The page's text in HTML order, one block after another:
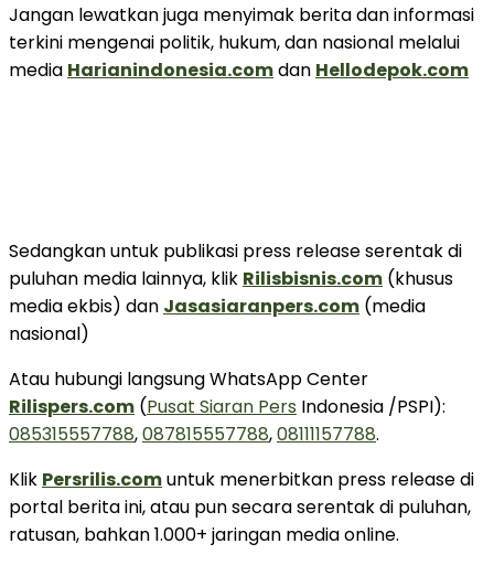
Jangan lewatkan juga menyimak berita dan informasi
terkini mengenai politik, hukum, dan nasional melalui
media Harianindonesia.comdan Hellodepok.com
Sedangkan untuk publikasi press release serentak di
puluhan media lainnya, klik Rilisbisnis.com (khusus
media ekbis) dan Jasasiaranpers.com (media
nasional)
Atau hubungi langsung WhatsApp Center
Rilispers.com (Pusat Siaran Pers Indonesia /PSPI):
085315557788,087815557788,08111157788.
Klik Persrilis.comuntuk menerbitkan press release di
portal berita ini, atau pun secara serentak di puluhan,
ratusan, bahkan 1.000+ jaringan media online.